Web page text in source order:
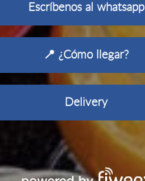
Escríbenos al whatsapp
📍 ¿Cómo llegar?
Delivery